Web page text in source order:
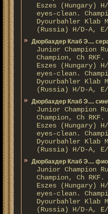
Eszes (Hungary)
eyes-clean.
Dyourbahler Klab
(Russia) H/D-А,
Дюрбахдер Клаб Э....
Junior Champion
Champion, Ch
Eszes (Hungary)
eyes-clean.
Dyourbahler Klab
(Russia) H/D-А,
Дюрбахдер Клаб Э....
Junior Champion
Champion, Ch
Eszes (Hungary)
eyes-clean.
Dyourbahler Klab
(Russia) H/D-А,
Дюрбахдер Клаб Э....
Junior Champion
Champion, Ch
Eszes (Hungary)
eyes-clean.
Dyourbahler Klab
(Russia) H/D-А,